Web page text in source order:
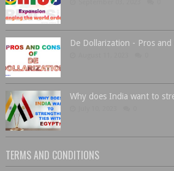
De Dollarization - Pros and
Why does India want to
TERMS AND CONDITIONS